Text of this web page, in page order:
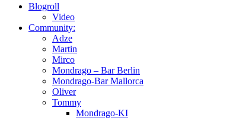
Blogroll
Video
Community:
Adze
Martin
Mirco
Mondrago – Bar Berlin
Mondrago-Bar Mallorca
Oliver
Tommy
Mondrago-KI